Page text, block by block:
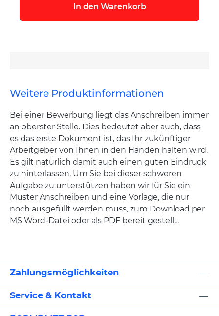
In den Warenkorb
Weitere Produktinformationen
Bei einer Bewerbung liegt das Anschreiben immer
an oberster Stelle. Dies bedeutet aber auch, dass
es das erste Dokument ist, das Ihr zukünftiger
Arbeitgeber von Ihnen in den Händen halten wird.
Es gilt natürlich damit auch einen guten Eindruck
zu hinterlassen. Um Sie bei dieser schweren
Aufgabe zu unterstützen haben wir für Sie ein
Muster Anschreiben und eine Vorlage, die nur
noch ausgefüllt werden muss, zum Download per
MS Word-Datei oder als PDF bereit gestellt.
Zahlungsmöglichkeiten
Service & Kontakt